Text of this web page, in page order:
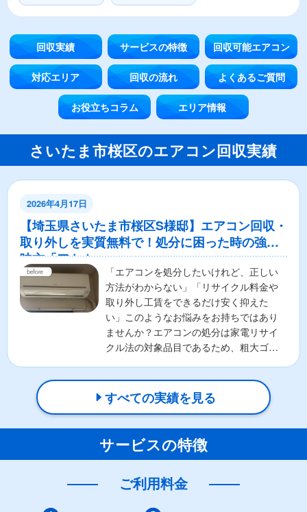
回収実績 サービスの特徴 回収可能エアコン
対応エリア 回収の流れ よくあるご質問
お役立ちコラム エリア情報
さいたま市桜区のエアコン回収実績
2026年4月17日
【埼玉県さいたま市桜区S様邸】エアコン回収・
取り外しを実質無料で！処分に困った時の強い
味方「アトム」
「エアコンを処分したいけれど、正しい
方法がわからない」「リサイクル料金や
取り外し工賃をできるだけ安く抑えた
い」このようなお悩みをお持ちではあり
ませんか？エアコンの処分は家電リサイ
クル法の対象品目であるため、粗大ゴミ
すべての実績を見る
サービスの特徴
ご利用料金